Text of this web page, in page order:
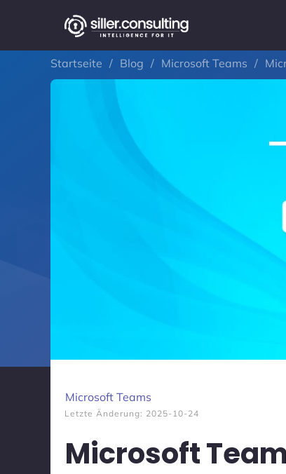
Startseite / Blog / Microsoft Teams /
Microsoft Teams
Letzte Änderung: 2025-10-24
Microsoft